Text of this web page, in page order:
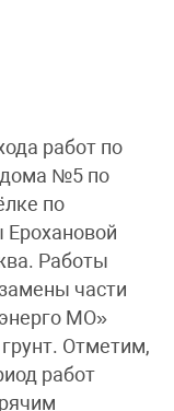
работ по
дома №5 по
по
Ерохановой
Работы
части
МО»
Отметим,
работ